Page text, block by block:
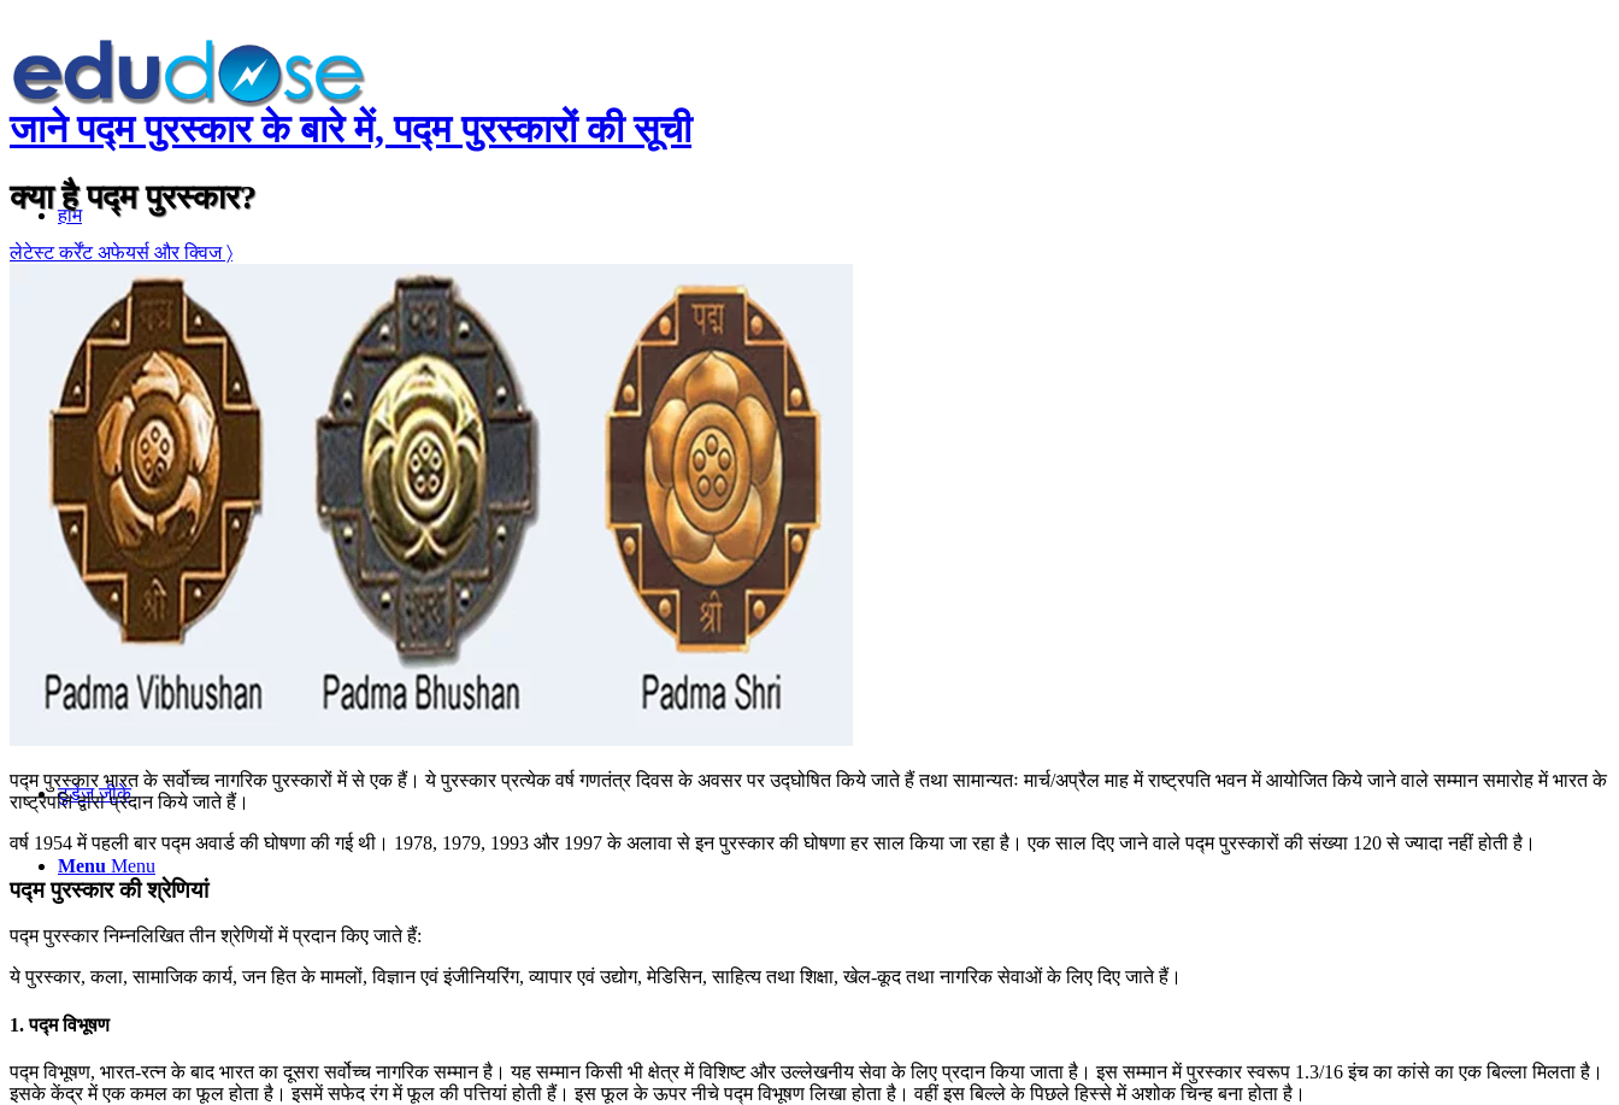
होम
सामान्यज्ञान
करेंट अफेयर्स
गणित
तर्कशक्ति
कंप्यूटर
टुडेज जीके
Menu Menu
जाने पद्म पुरस्कार के बारे में, पद्म पुरस्कारों की सूची
क्या है पद्म पुरस्कार?
लेटेस्ट कर्रेंट अफेयर्स और क्विज 〉
पद्म पुरस्कार भारत के सर्वोच्च नागरिक पुरस्कारों में से एक हैं। ये पुरस्कार प्रत्येक वर्ष गणतंत्र दिवस के अवसर पर उद्घोषित किये जाते हैं तथा सामान्यतः मार्च/अप्रैल माह में राष्ट्रपति भवन में आयोजित किये जाने वाले सम्मान समारोह में भारत के
राष्ट्रपति द्वारा प्रदान किये जाते हैं।
वर्ष 1954 में पहली बार पद्म अवार्ड की घोषणा की गई थी। 1978, 1979, 1993 और 1997 के अलावा से इन पुरस्कार की घोषणा हर साल किया जा रहा है। एक साल दिए जाने वाले पद्म पुरस्कारों की संख्या 120 से ज्यादा नहीं होती है।
पद्म पुरस्कार की श्रेणियां
पद्म पुरस्कार निम्नलिखित तीन श्रेणियों में प्रदान किए जाते हैं:
ये पुरस्कार, कला, सामाजिक कार्य, जन हित के मामलों, विज्ञान एवं इंजीनियरिंग, व्यापार एवं उद्योग, मेडिसिन, साहित्य तथा शिक्षा, खेल-कूद तथा नागरिक सेवाओं के लिए दिए जाते हैं।
1. पद्म विभूषण
पद्म विभूषण, भारत-रत्न के बाद भारत का दूसरा सर्वोच्च नागरिक सम्मान है। यह सम्मान किसी भी क्षेत्र में विशिष्ट और उल्लेखनीय सेवा के लिए प्रदान किया जाता है। इस सम्मान में पुरस्कार स्वरूप 1.3/16 इंच का कांसे का एक बिल्ला मिलता है।
इसके केंद्र में एक कमल का फूल होता है। इसमें सफेद रंग में फूल की पत्तियां होती हैं। इस फूल के ऊपर नीचे पद्म विभूषण लिखा होता है। वहीं इस बिल्ले के पिछले हिस्से में अशोक चिन्ह बना होता है।